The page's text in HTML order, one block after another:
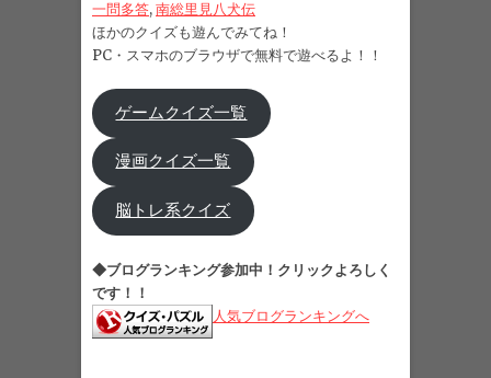
一問多答, 南総里見八犬伝
ほかのクイズも遊んでみてね！
PC・スマホのブラウザで無料で遊べるよ！！
ゲームクイズ一覧
漫画クイズ一覧
脳トレ系クイズ
◆ブログランキング参加中！クリックよろしく
です！！
人気ブログランキングへ